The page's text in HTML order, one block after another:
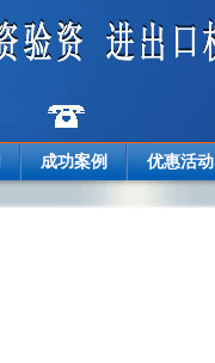
成功案例 优惠活动